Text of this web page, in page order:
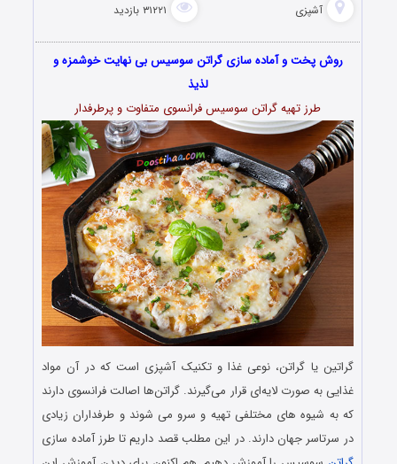
آشپزی ۳۱۲۲۱ بازدید
روش پخت و آماده سازی گراتن سوسیس بی نهایت خوشمزه و
لذیذ
طرز تهیه گراتن سوسیس فرانسوی متفاوت و پرطرفدار
گراتین یا گراتن، نوعی غذا و تکنیک آشپزی است که در آن مواد
غذایی به صورت لایه‌ای قرار می‌گیرند. گراتن‌ها اصالت فرانسوی دارند
که به شیوه های مختلفی تهیه و سرو می شوند و طرفداران زیادی
در سرتاسر جهان دارند. در این مطلب قصد داریم تا طرز آماده سازی